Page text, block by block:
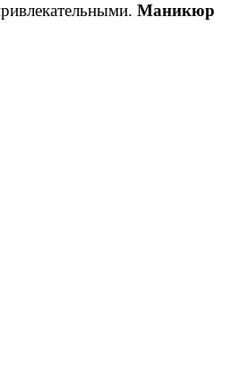
Маникюр